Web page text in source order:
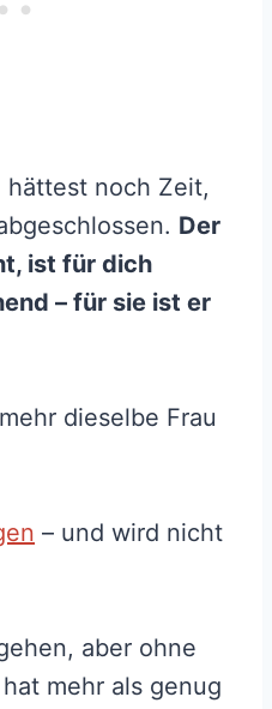
hättest noch Zeit,
Der
ist für dich
– für sie ist er
dieselbe Frau
– und wird nicht
aber ohne
mehr als genug